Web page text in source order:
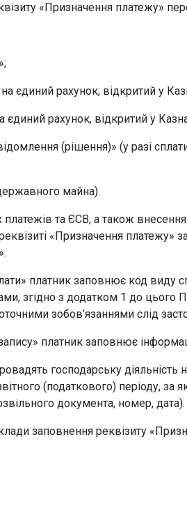
«Призначення платежу»
єдиний рахунок, відкритий у
єдиний рахунок, відкритий у
(рішення)» (у разі
майна).
платежів та ЄСВ, а також
«Призначення платежу»
платник заповнює код виду
згідно з додатком 1 до цього
зобов’язаннями слід
платник заповнює
господарську діяльність
(податкового) періоду, за
документа, номер, дата).
заповнення реквізиту